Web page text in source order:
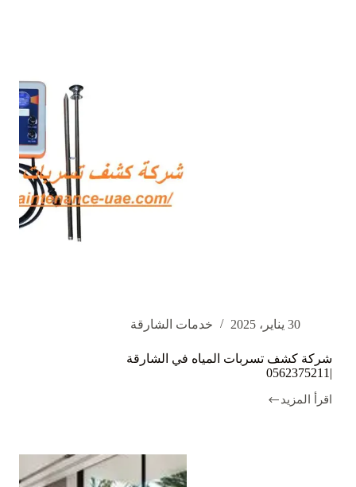
30 يناير، 2025 خدمات الشارقة
شركة كشف تسربات المياه في الشارقة
اقرأ المزيد
شركة